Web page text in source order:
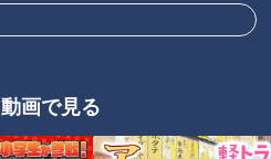
動画で見る